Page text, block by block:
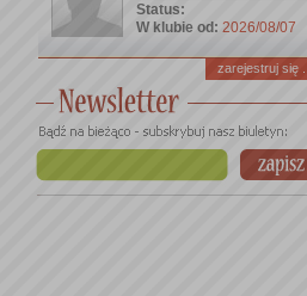
Status:
W klubie od: 2026/08/07
zarejestruj się ...